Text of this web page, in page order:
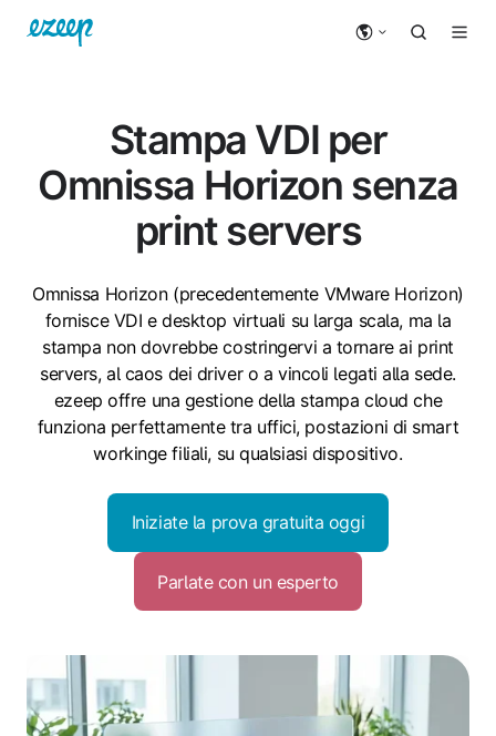
Stampa VDI per
Omnissa Horizon senza
print servers
Omnissa Horizon (precedentemente VMware Horizon)
fornisce VDI e desktop virtuali su larga scala, ma la
stampa non dovrebbe costringervi a tornare ai print
servers, al caos dei driver o a vincoli legati alla sede.
ezeep offre una gestione della stampa cloud che
funziona perfettamente tra uffici, postazioni di smart
workinge filiali, su qualsiasi dispositivo.
Iniziate la prova gratuita oggi
Parlate con un esperto